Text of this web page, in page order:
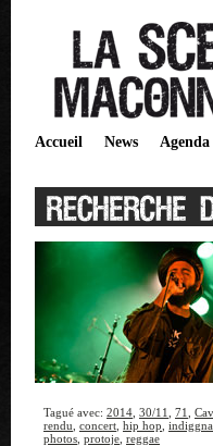
Accueil News Agenda
Tagué avec: 2014 30/11 71
rendu concert hip hop
photos protoje reggae